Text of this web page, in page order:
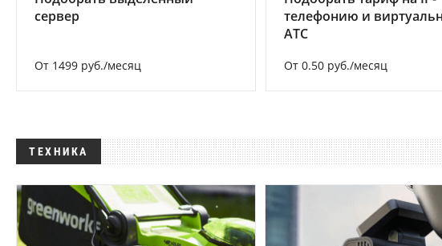
сервер
От 1499 руб./месяц
телефонию и
АТС
От 0.50 руб./месяц
ТЕХНИКА